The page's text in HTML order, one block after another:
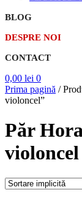
BLOG
DESPRE NOI
CONTACT
0,00 lei 0
Prima pagină /
violoncel”
Păr
violoncel